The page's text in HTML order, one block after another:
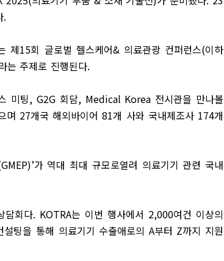
.
제15회 글로벌 헬스케어& 의료관광 컨퍼런스(이하
는 주제로 진행된다.
미팅, G2G 회담, Medical Korea 전시관을 만나볼
며 27개국 해외바이어81개 사와 국내제조사 174개
가 역대 최대 규모로열려 의료기기 관련 국내
담회다. KOTRA는 이번 행사에서 2,000여건 이상의
팅을 통해 의료기기 수출애로의 A부터 Z까지 지원